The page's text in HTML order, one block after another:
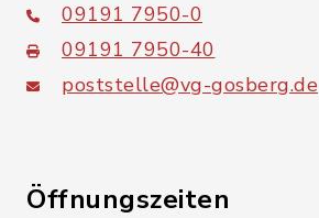
09191 7950-0
09191 7950-40
poststelle@vg-gosberg.de
Öffnungszeiten